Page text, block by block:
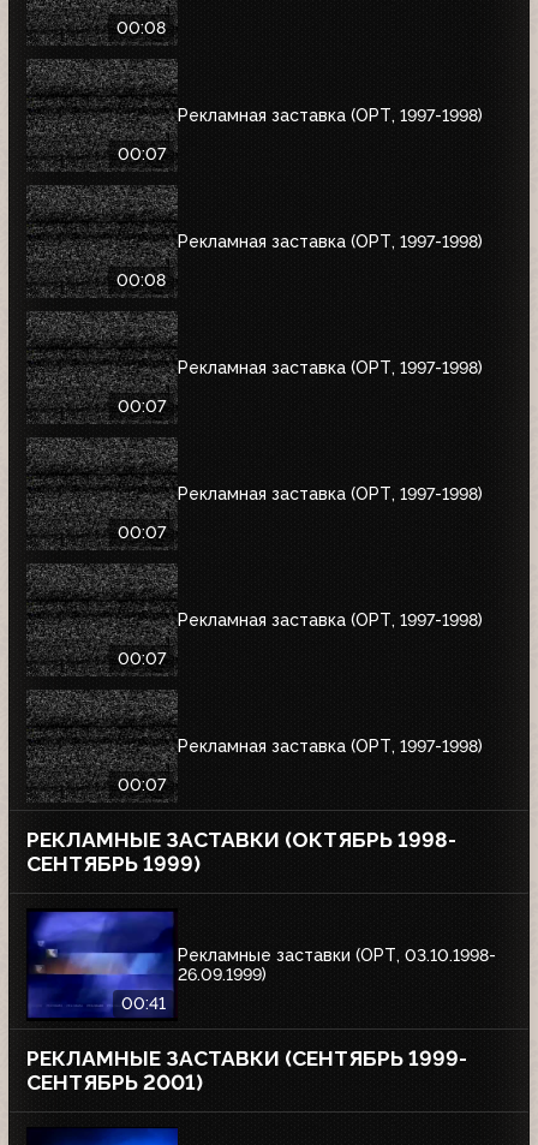
00:08
00:07
Рекламная заставка (ОРТ, 1997-1998)
00:08
Рекламная заставка (ОРТ, 1997-1998)
00:07
Рекламная заставка (ОРТ, 1997-1998)
00:07
Рекламная заставка (ОРТ, 1997-1998)
00:07
Рекламная заставка (ОРТ, 1997-1998)
00:07
Рекламная заставка (ОРТ, 1997-1998)
РЕКЛАМНЫЕ ЗАСТАВКИ (ОКТЯБРЬ 1998-
СЕНТЯБРЬ 1999)
00:41
Рекламные заставки (ОРТ, 03.10.1998-
26.09.1999)
РЕКЛАМНЫЕ ЗАСТАВКИ (СЕНТЯБРЬ 1999-
СЕНТЯБРЬ 2001)